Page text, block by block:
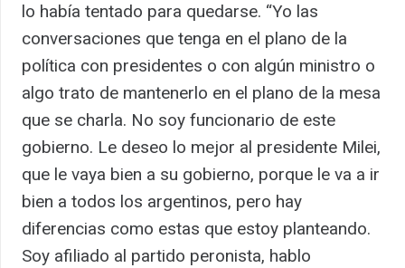
lo había tentado para quedarse. “Yo las
conversaciones que tenga en el plano de la
política con presidentes o con algún ministro o
algo trato de mantenerlo en el plano de la mesa
que se charla. No soy funcionario de este
gobierno. Le deseo lo mejor al presidente Milei,
que le vaya bien a su gobierno, porque le va a ir
bien a todos los argentinos, pero hay
diferencias como estas que estoy planteando.
Soy afiliado al partido peronista, hablo